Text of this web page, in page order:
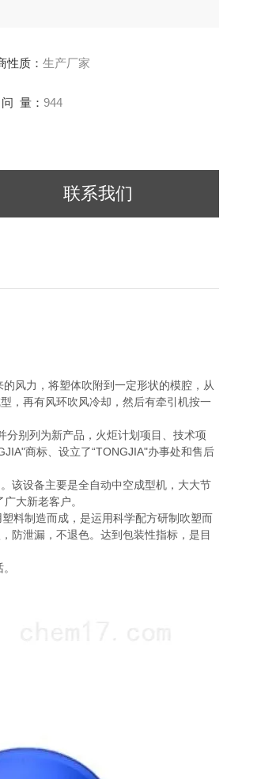
性质： 生产厂家
量： 944
联系我们
风力，将塑体吹附到一定形状的模腔，从
，再有风环吹风冷却，然后有牵引机按一
分别列为新产品，火炬计划项目、技术项
商标、设立了“TONGJIA"办事处和售后
该设备主要是全自动中空成型机，大大节
大新老客户。
料制造而成，是运用科学配方研制吹塑而
防泄漏，不退色。达到包装性指标，是目